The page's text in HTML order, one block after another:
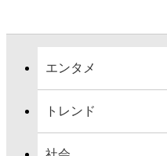
エンタメ
トレンド